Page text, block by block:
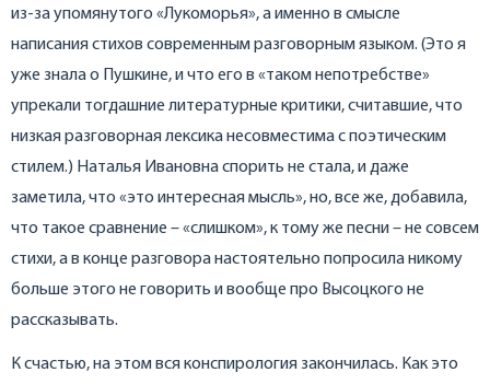
из-за упомянутого «Лукоморья», а именно в смысле
написания стихов современным разговорным языком. (Это я
уже знала о Пушкине, и что его в «таком непотребстве»
упрекали тогдашние литературные критики, считавшие, что
низкая разговорная лексика несовместима с поэтическим
стилем.) Наталья Ивановна спорить не стала, и даже
заметила, что «это интересная мысль», но, все же, добавила,
что такое сравнение – «слишком», к тому же песни – не совсем
стихи, а в конце разговора настоятельно попросила никому
больше этого не говорить и вообще про Высоцкого не
рассказывать.
К счастью, на этом вся конспирология закончилась. Как это